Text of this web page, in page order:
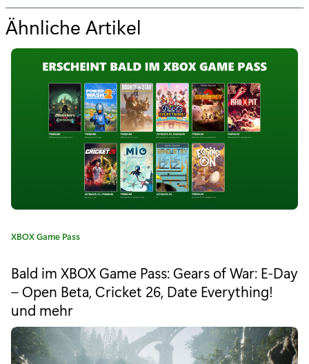
Ähnliche Artikel
ü
r
"
N
e
x
t
e
k
o
n
K
e
g
o
e
XBOX Game Pass
Bald im XBOX Game Pass: Gears of War: E-Day
– Open Beta, Cricket 26, Date Everything!
und mehr